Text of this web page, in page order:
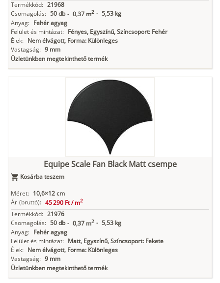
Termékkód: 21968
Csomagolás: 50 db - 0,37 m2 - 5,53 kg
Anyag: Fehér agyag
Felület és mintázat: Fényes, Egyszínű, Színcsoport: Fehér
Élek: Nem élvágott, Forma: Különleges
Vastagság: 9 mm
Üzletünkben megtekinthető termék
Equipe Scale Fan Black Matt csempe
Kosárba teszem
Méret: 10,6×12 cm
Ár (bruttó): 45 290 Ft /m2
Termékkód: 21976
Csomagolás: 50 db - 0,37 m2 - 5,53 kg
Anyag: Fehér agyag
Felület és mintázat: Matt, Egyszínű, Színcsoport: Fekete
Élek: Nem élvágott, Forma: Különleges
Vastagság: 9 mm
Üzletünkben megtekinthető termék